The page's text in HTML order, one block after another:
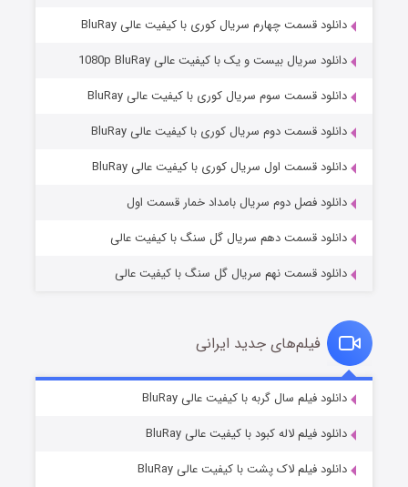
وستی ها
قسمت۱ (زیرنویس) منتشر شد
قسمت۶ (زیرنویس) منتشر شد
دانلود قسمت چهارم سریال کوری با کیفیت عالی BluRay
دانلود سریال بیست و یک با کیفیت عالی 1080p BluRay
دانلود قسمت سوم سریال کوری با کیفیت عالی BluRay
دانلود قسمت دوم سریال کوری با کیفیت عالی BluRay
دانلود قسمت اول سریال کوری با کیفیت عالی BluRay
دانلود فصل دوم سریال بامداد خمار قسمت اول
دانلود قسمت دهم سریال گل سنگ با کیفیت عالی
دانلود قسمت نهم سریال گل سنگ با کیفیت عالی
فیلم‌های جدید ایرانی
دانلود فیلم سال گربه با کیفیت عالی BluRay
دانلود فیلم لاله کبود با کیفیت عالی BluRay
دانلود فیلم لاک پشت با کیفیت عالی BluRay